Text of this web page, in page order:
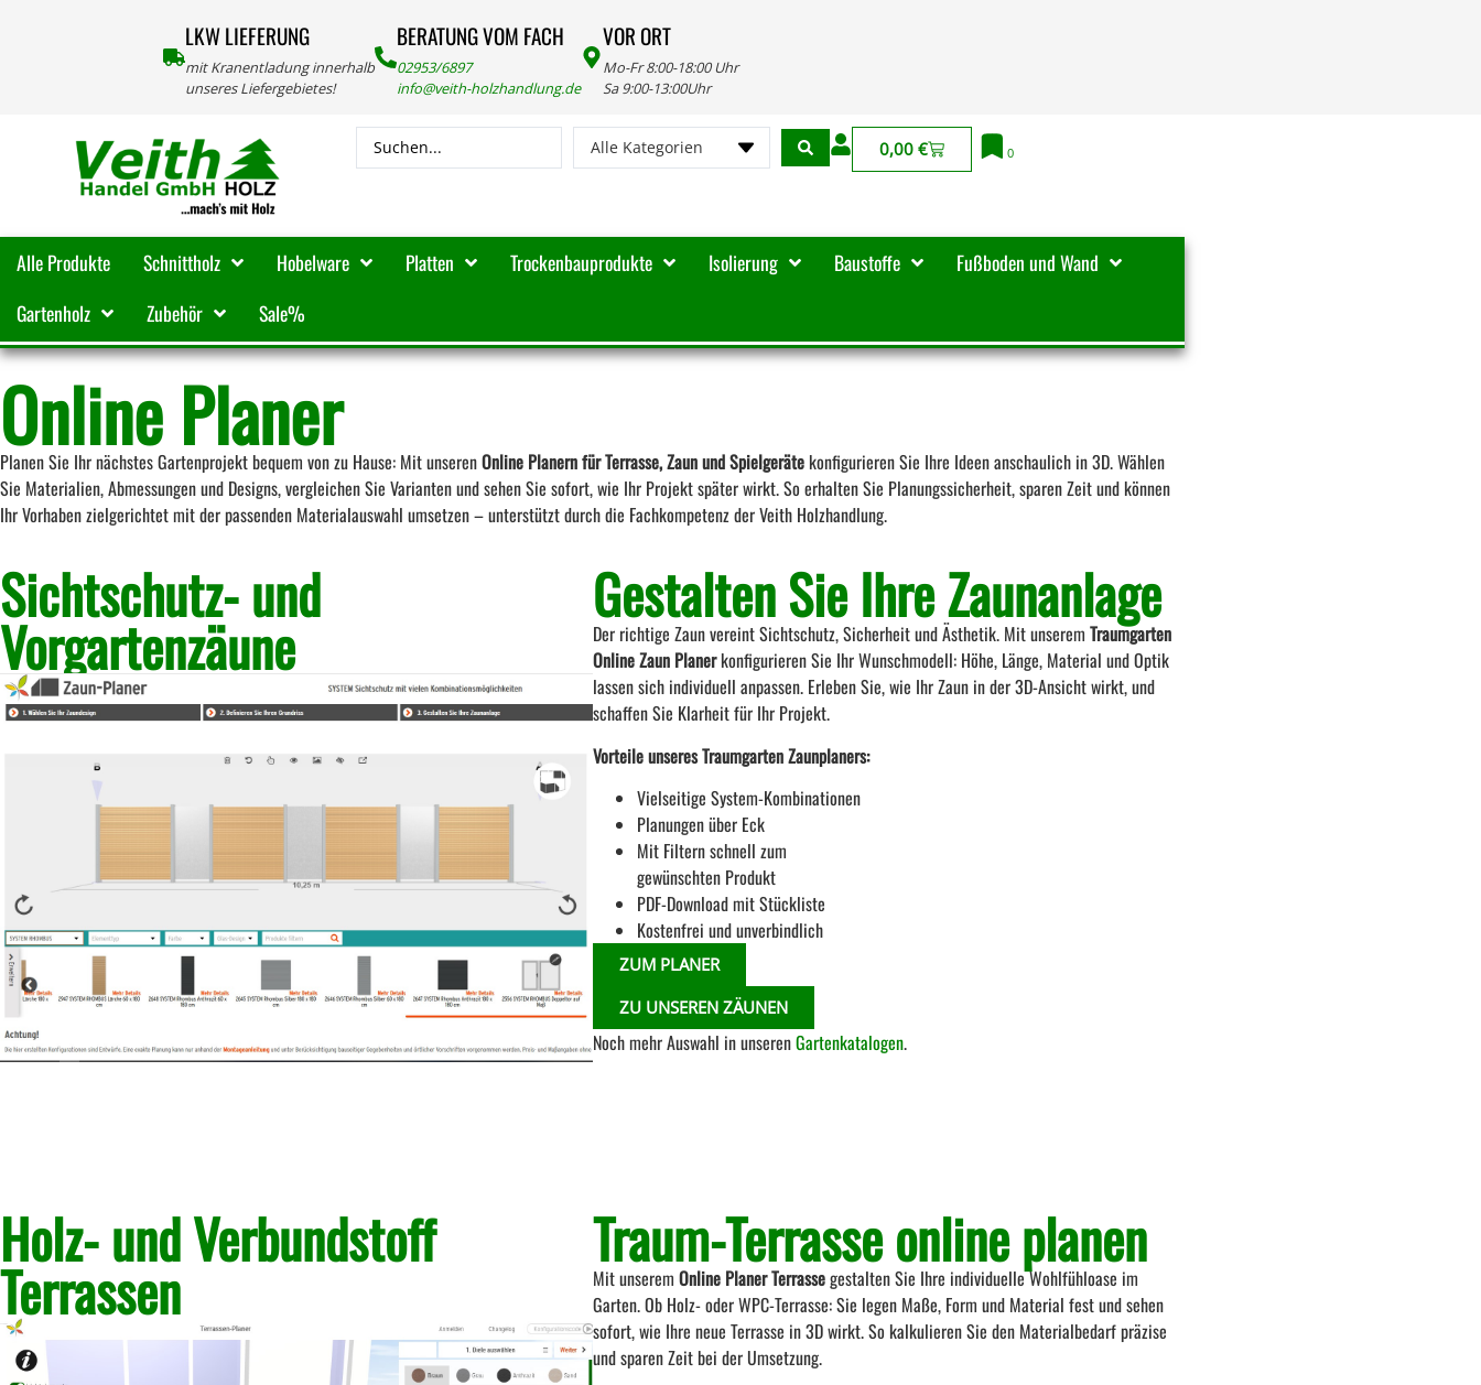
LKW LIEFERUNG
mit Kranentladung innerhalb
unseres Liefergebietes!
BERATUNG VOM FACH
02953/6897
info@veith-holzhandlung.de
VOR ORT
Mo-Fr 8:00-18:00 Uhr
Sa 9:00-13:00Uhr
Alle Kategorien 0,00 € 0
Alle Produkte Schnittholz Hobelware Platten Trockenbauprodukte Isolierung Baustoffe
Fußboden und Wand
Gartenholz
Zubehör Sale%
Online Planer
Planen Sie Ihr nächstes Gartenprojekt bequem von zu Hause: Mit unserenOnline Planern für Terrasse, Zaun und Spielgeräte konfigurieren Sie Ihre Ideen anschaulich in 3D. Wählen
Sie Materialien, Abmessungen und Designs, vergleichen Sie Varianten und sehen Sie sofort, wie Ihr Projekt später wirkt. So erhalten Sie Planungssicherheit, sparen Zeit und können
Ihr Vorhaben zielgerichtet mit der passenden Materialauswahl umsetzen – unterstützt durch die Fachkompetenz der Veith Holzhandlung.
Sichtschutz- und
Vorgartenzäune
Gestalten Sie Ihre Zaunanlage
Der richtige Zaun vereint Sichtschutz, Sicherheit und Ästhetik. Mit unserem Traumgarten
Online Zaun Planerkonfigurieren Sie Ihr Wunschmodell: Höhe, Länge, Material und Optik
lassen sich individuell anpassen. Erleben Sie, wie Ihr Zaun in der 3D-Ansicht wirkt, und
schaffen Sie Klarheit für Ihr Projekt.
Vorteile unseres Traumgarten Zaunplaners:
Vielseitige System-Kombinationen
Planungen über Eck
Mit Filtern schnell zum
gewünschten Produkt
PDF-Download mit Stückliste
Kostenfrei und unverbindlich
ZUM PLANER
ZU UNSEREN ZÄUNEN
Noch mehr Auswahl in unserenGartenkatalogen.
Holz- und Verbundstoff
Terrassen
Traum-Terrasse online planen
Mit unserem Online Planer Terrassegestalten Sie Ihre individuelle Wohlfühloase im
Garten. Ob Holz- oder WPC-Terrasse: Sie legen Maße, Form und Material fest und sehen
sofort, wie Ihre neue Terrasse in 3D wirkt. So kalkulieren Sie den Materialbedarf präzise
und sparen Zeit bei der Umsetzung.